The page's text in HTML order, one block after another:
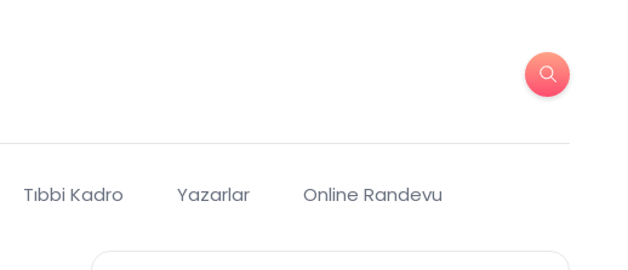
Tıbbi Kadro Yazarlar Online Randevu